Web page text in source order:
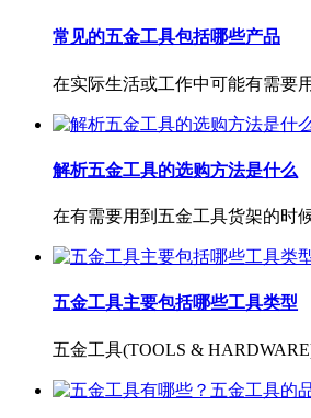
常见的五金工具包括哪些产品
在实际生活或工作中可能有需要
解析五金工具的选购方法是什么
在有需要用到五金工具货架的时
五金工具主要包括哪些工具类型
五金工具(TOOLS &